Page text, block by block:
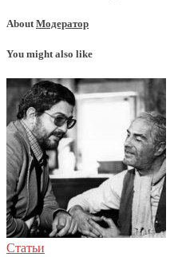
About Модератор
You might also like
Статьи